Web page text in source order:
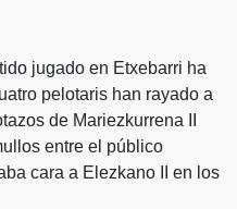
jugado en Etxebarri ha
pelotaris han rayado a
de Mariezkurrena II
entre el público
cara a Elezkano II en los